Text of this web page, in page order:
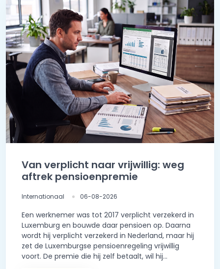
Van verplicht naar vrijwillig: weg
aftrek pensioenpremie
Internationaal 06-08-2026
Een werknemer was tot 2017 verplicht verzekerd in
Luxemburg en bouwde daar pensioen op. Daarna
wordt hij verplicht verzekerd in Nederland, maar hij
zet de Luxemburgse pensioenregeling vrijwillig
voort. De premie die hij zelf betaalt, wil hij...